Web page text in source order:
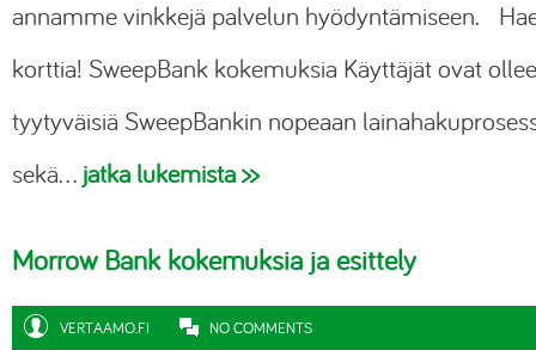
annamme vinkkejä palvelun hyödyntämiseen.
korttia! SweepBank kokemuksia Käyttäjät ovat
tyytyväisiä SweepBankin nopeaan
sekä… jatka lukemista >>
Morrow Bank kokemuksia ja esittely
VERTAAMO.FI NO COMMENTS